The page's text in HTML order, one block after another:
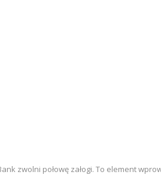
zwolni połowę załogi. To element